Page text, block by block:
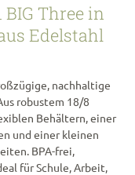
Three in
Edelstahl
nachhaltige
robustem 18/8
Behältern, einer
und einer kleinen
BPA-frei,
für Schule, Arbeit,